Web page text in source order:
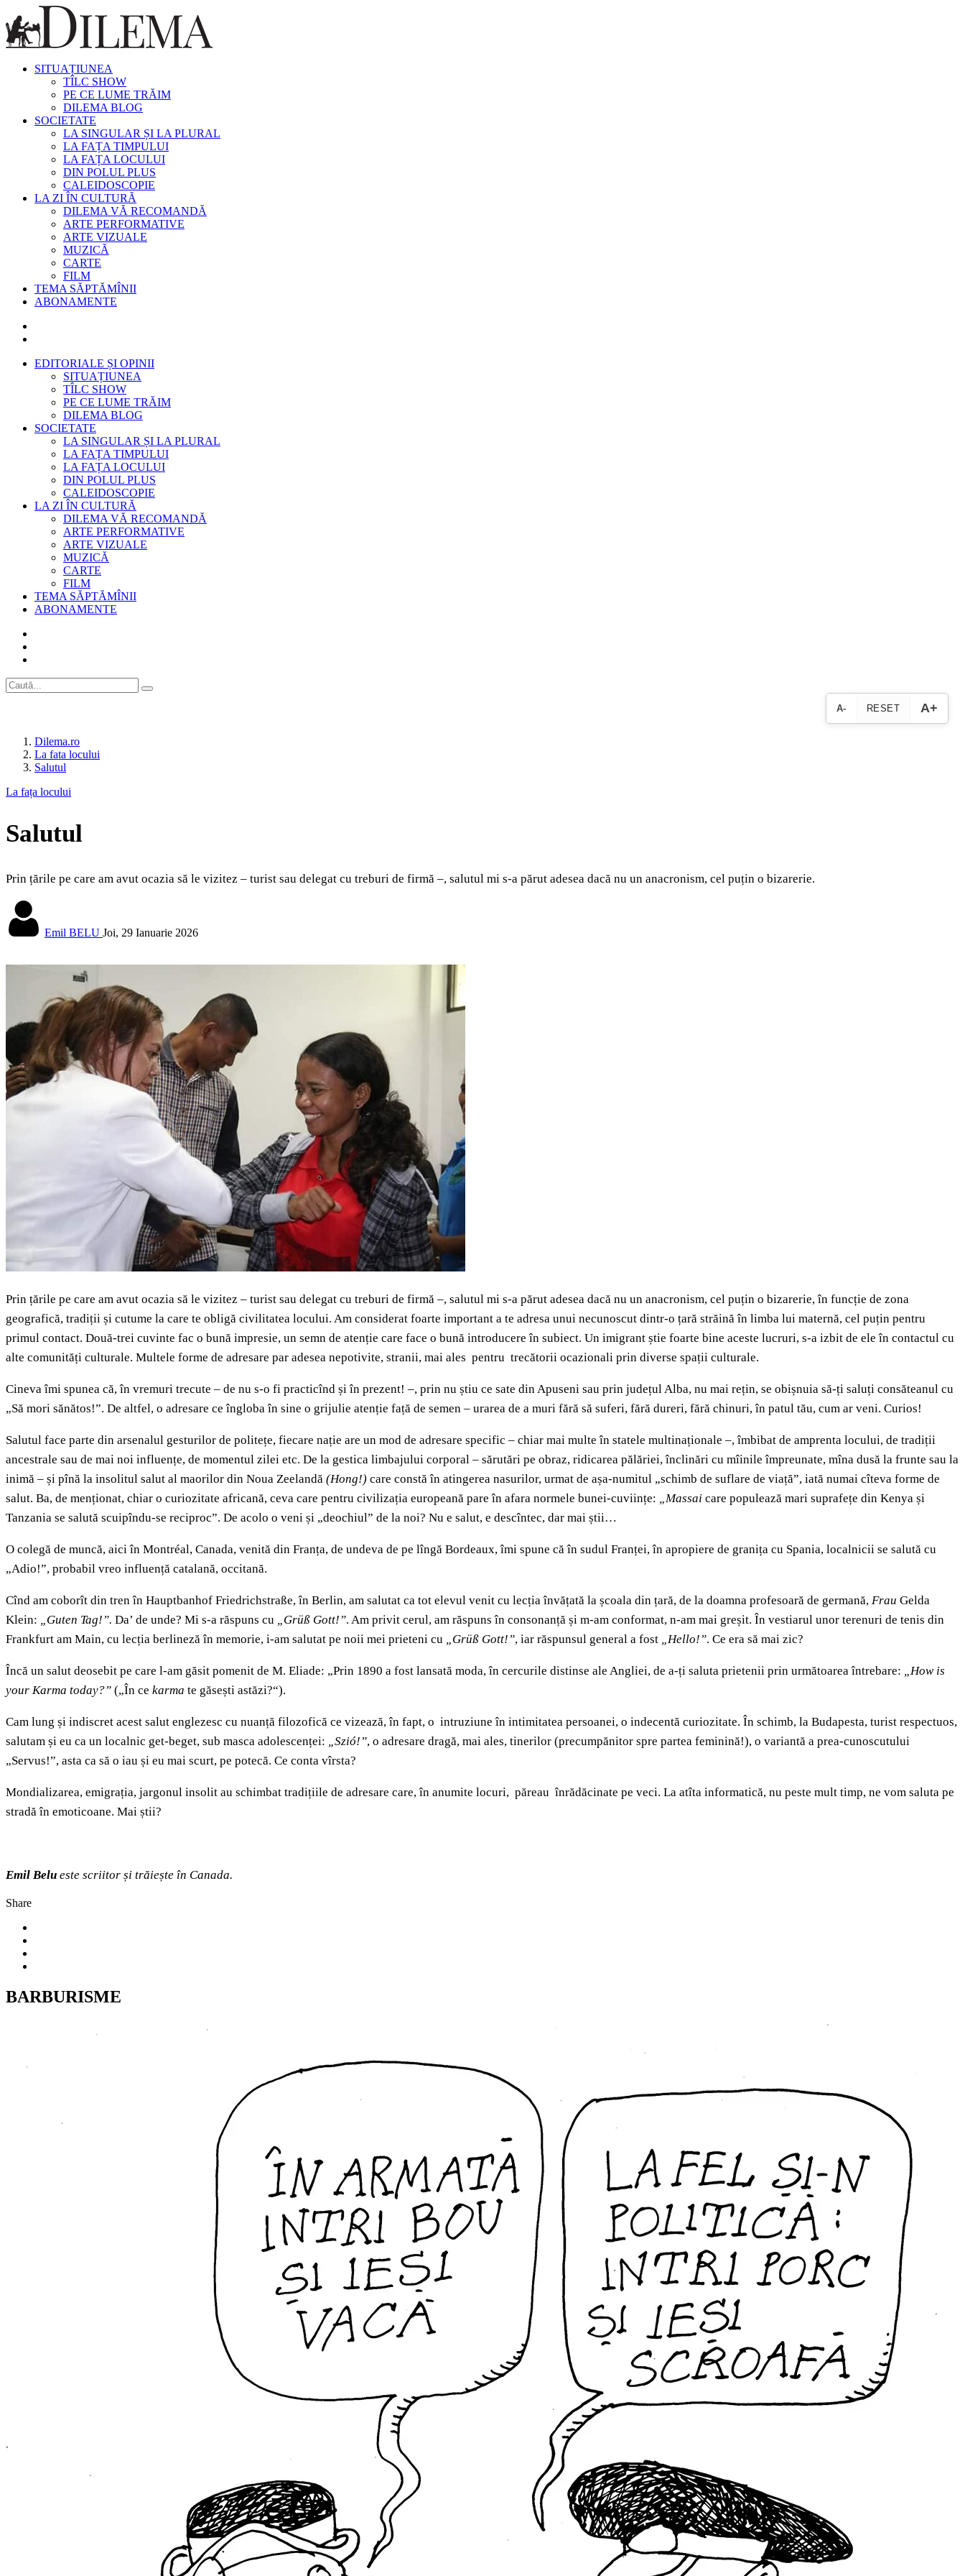
SITUAȚIUNEA
TÎLC SHOW
PE CE LUME TRĂIM
DILEMA BLOG
SOCIETATE
LA SINGULAR ȘI LA PLURAL
LA FAȚA TIMPULUI
LA FAȚA LOCULUI
DIN POLUL PLUS
CALEIDOSCOPIE
LA ZI ÎN CULTURĂ
DILEMA VĂ RECOMANDĂ
ARTE PERFORMATIVE
ARTE VIZUALE
MUZICĂ
CARTE
FILM
TEMA SĂPTĂMÎNII
ABONAMENTE
EDITORIALE ȘI OPINII
SITUAȚIUNEA
TÎLC SHOW
PE CE LUME TRĂIM
DILEMA BLOG
SOCIETATE
LA SINGULAR ȘI LA PLURAL
LA FAȚA TIMPULUI
LA FAȚA LOCULUI
DIN POLUL PLUS
CALEIDOSCOPIE
LA ZI ÎN CULTURĂ
DILEMA VĂ RECOMANDĂ
ARTE PERFORMATIVE
ARTE VIZUALE
MUZICĂ
CARTE
FILM
TEMA SĂPTĂMÎNII
ABONAMENTE
A- RESET A+
Dilema.ro
La fata locului
Salutul
La fața locului
Salutul
Prin țările pe care am avut ocazia să le vizitez – turist sau delegat cu treburi de firmă –, salutul mi s-a părut adesea dacă nu un anacronism, cel puțin o bizarerie.
Emil BELU Joi, 29 Ianuarie 2026
Prin țările pe care am avut ocazia să le vizitez – turist sau delegat cu treburi de firmă –, salutul mi s-a părut adesea dacă nu un anacronism, cel puțin o bizarerie, în funcție de zona
geografică, tradiții și cutume la care te obligă civilitatea locului. Am considerat foarte important a te adresa unui necunoscut dintr-o țară străină în limba lui maternă, cel puțin pentru
primul contact. Două-trei cuvinte fac o bună impresie, un semn de atenție care face o bună introducere în subiect. Un imigrant știe foarte bine aceste lucruri, s-a izbit de ele în contactul cu
alte comunități culturale. Multele forme de adresare par adesea nepotivite, stranii, mai ales pentru trecătorii ocazionali prin diverse spații culturale.
Cineva îmi spunea că, în vremuri trecute – de nu s-o fi practicînd și în prezent! –, prin nu știu ce sate din Apuseni sau prin județul Alba, nu mai rețin, se obișnuia să-ți saluți consăteanul cu
„Să mori sănătos!”. De altfel, o adresare ce îngloba în sine o grijulie atenție față de semen – urarea de a muri fără să suferi, fără dureri, fără chinuri, în patul tău, cum ar veni. Curios!
Salutul face parte din arsenalul gesturilor de politețe, fiecare nație are un mod de adresare specific – chiar mai multe în statele multinaționale –, îmbibat de amprenta locului, de tradiții
ancestrale sau de mai noi influențe, de momentul zilei etc. De la gestica limbajului corporal – sărutări pe obraz, ridicarea pălăriei, înclinări cu mîinile împreunate, mîna dusă la frunte sau la
inimă – și pînă la insolitul salut al maorilor din Noua Zeelandă (Hong!) care constă în atingerea nasurilor, urmat de așa-numitul „schimb de suflare de viață”, iată numai cîteva forme de
salut. Ba, de menționat, chiar o curiozitate africană, ceva care pentru civilizația europeană pare în afara normele bunei-cuviințe: „Massai care populează mari suprafețe din Kenya și
Tanzania se salută scuipîndu-se reciproc”. De acolo o veni și „deochiul” de la noi? Nu e salut, e descîntec, dar mai știi…
O colegă de muncă, aici în Montréal, Canada, venită din Franța, de undeva de pe lîngă Bordeaux, îmi spune că în sudul Franței, în apropiere de granița cu Spania, localnicii se salută cu
„Adio!”, probabil vreo influență catalană, occitană.
Cînd am coborît din tren în Hauptbanhof Friedrichstraße, în Berlin, am salutat ca tot elevul venit cu lecția învățată la școala din țară, de la doamna profesoară de germană, Frau Gelda
Klein: „Guten Tag!”. Da’ de unde? Mi s-a răspuns cu „Grüß Gott!”. Am privit cerul, am răspuns în consonanță și m-am conformat, n-am mai greșit. În vestiarul unor terenuri de tenis din
Frankfurt am Main, cu lecția berlineză în memorie, i-am salutat pe noii mei prieteni cu „Grüß Gott!”, iar răspunsul general a fost „Hello!”. Ce era să mai zic?
Încă un salut deosebit pe care l-am găsit pomenit de M. Eliade: „Prin 1890 a fost lansată moda, în cercurile distinse ale Angliei, de a-ți saluta prietenii prin următoarea întrebare: „How is
your Karma today?” („În ce karma te găsești astăzi?“).
Cam lung și indiscret acest salut englezesc cu nuanță filozofică ce vizează, în fapt, o intruziune în intimitatea persoanei, o indecentă curiozitate. În schimb, la Budapesta, turist respectuos,
salutam și eu ca un localnic get-beget, sub masca adolescenței: „Szió!”, o adresare dragă, mai ales, tinerilor (precumpănitor spre partea feminină!), o variantă a prea-cunoscutului
„Servus!”, asta ca să o iau și eu mai scurt, pe potecă. Ce conta vîrsta?
Mondializarea, emigrația, jargonul insolit au schimbat tradițiile de adresare care, în anumite locuri, păreau înrădăcinate pe veci. La atîta informatică, nu peste mult timp, ne vom saluta pe
stradă în emoticoane. Mai știi?
Emil Belu este scriitor și trăiește în Canada.
Share
BARBURISME